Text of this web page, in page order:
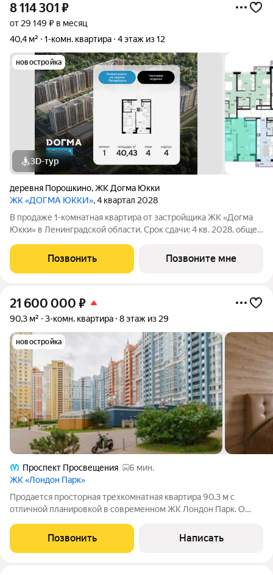
8 114 301 ₽
от 29 149 ₽ в месяц
40,4 м²
1-комн. квартира 4 этаж из 12
новостройка
3D-тур
деревня Порошкино,ЖК Догма Юкки
ЖК «ДОГМА ЮККИ», 4 квартал 2028
В продаже 1-комнатная квартира от застройщика ЖК «Догма
Юкки» в Ленинградской области. Срок сдачи: 4 кв. 2028, общей
доступной социальной инфраструктурой. Жилой комплекс
расположен в
Позвонить Позвоните мне
21 600 000 ₽
90,3 м² 3-комн. квартира 8 этаж из 29
новостройка
Проспект Просвещения
6 мин.
ЖК «Лондон Парк»
Продается просторная трехкомнатная квартира 90.3 м с
отличной планировкой в современном ЖК Лондон Парк. О
мебелью и техникой, можно заезжать и жить сразу.
Комфортный 8 этаж, окна выходят во двор,
Позвонить Написать